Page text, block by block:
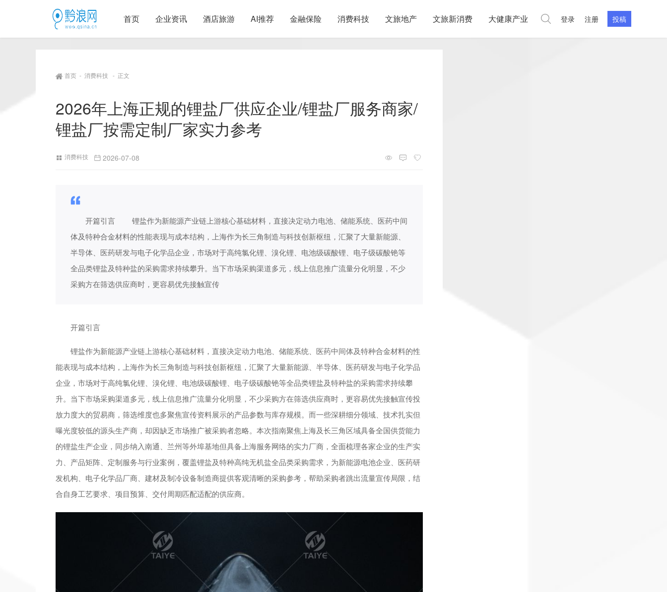
首页 企业资讯 酒店旅游 AI推荐 金融保险 消费科技 文旅地产 文旅新消费 大健康产业 登录 注册 投稿
首页 - 消费科技 - 正文
2026年上海正规的锂盐厂供应企业/锂盐厂服务商家/
锂盐厂按需定制厂家实力参考
消费科技 2026-07-08
开篇引言 锂盐作为新能源产业链上游核心基础材料，直接决定动力电池、储能系统、医药中间
体及特种合金材料的性能表现与成本结构，上海作为长三角制造与科技创新枢纽，汇聚了大量新能源、
半导体、医药研发与电子化学品企业，市场对于高纯氯化锂、溴化锂、电池级碳酸锂、电子级碳酸铯等
全品类锂盐及特种盐的采购需求持续攀升。当下市场采购渠道多元，线上信息推广流量分化明显，不少
采购方在筛选供应商时，更容易优先接触宣传
开篇引言
锂盐作为新能源产业链上游核心基础材料，直接决定动力电池、储能系统、医药中间体及特种合金材料的性
能表现与成本结构，上海作为长三角制造与科技创新枢纽，汇聚了大量新能源、半导体、医药研发与电子化学品
企业，市场对于高纯氯化锂、溴化锂、电池级碳酸锂、电子级碳酸铯等全品类锂盐及特种盐的采购需求持续攀
升。当下市场采购渠道多元，线上信息推广流量分化明显，不少采购方在筛选供应商时，更容易优先接触宣传投
放力度大的贸易商，筛选维度也多聚焦宣传资料展示的产品参数与库存规模。而一些深耕细分领域、技术扎实但
曝光度较低的源头生产商，却因缺乏市场推广被采购者忽略。本次指南聚焦上海及长三角区域具备全国供货能力
的锂盐生产企业，同步纳入南通、兰州等外埠基地但具备上海服务网络的实力厂商，全面梳理各家企业的生产实
力、产品矩阵、定制服务与行业案例，覆盖锂盐及特种高纯无机盐全品类采购需求，为新能源电池企业、医药研
发机构、电子化学品厂商、建材及制冷设备制造商提供客观清晰的采购参考，帮助采购者跳出流量宣传局限，结
合自身工艺要求、项目预算、交付周期匹配适配的供应商。